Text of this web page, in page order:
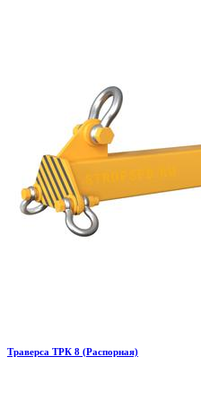
Траверса ТРК 8 (Распорная)